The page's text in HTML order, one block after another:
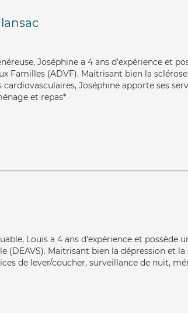
Joséphine a 4 ans d'expérience et
Familles (ADVF). Maitrisant bien la
Joséphine apporte ses
et repas*
Louis a 4 ans d'expérience et possède
(DEAVS). Maitrisant bien la dépression et la
de lever/coucher, surveillance de nuit,